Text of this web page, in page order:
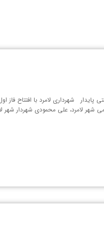
جمهوری با نوید آسفالتی پایدار شهرداری لامرد با
لامرد، علی محمودی شهردار شهر